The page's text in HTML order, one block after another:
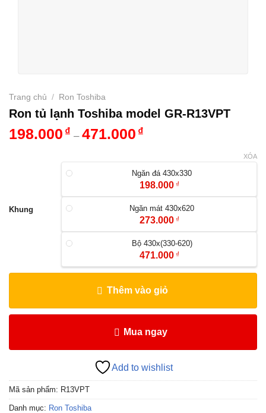
Trang chủ / Ron Toshiba
Ron tủ lạnh Toshiba model GR-R13VPT
198.000 ₫ – 471.000 ₫
Khung
Ngăn đá 430x330
198.000 ₫
Ngăn mát 430x620
273.000 ₫
Bộ 430x(330-620)
471.000 ₫
XÓA
Thêm vào giỏ
Mua ngay
Add to wishlist
Mã sản phẩm: R13VPT
Danh mục: Ron Toshiba